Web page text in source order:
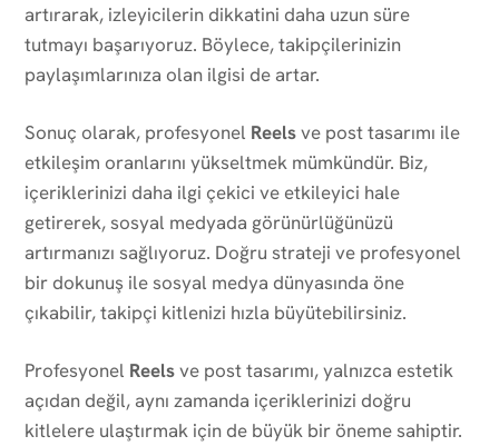
artırarak, izleyicilerin dikkatini daha uzun süre
tutmayı başarıyoruz. Böylece, takipçilerinizin
paylaşımlarınıza olan ilgisi de artar.
Sonuç olarak, profesyonel Reelsve post tasarımı ile
etkileşim oranlarını yükseltmek mümkündür. Biz,
içeriklerinizi daha ilgi çekici ve etkileyici hale
getirerek, sosyal medyada görünürlüğünüzü
artırmanızı sağlıyoruz. Doğru strateji ve profesyonel
bir dokunuş ile sosyal medya dünyasında öne
çıkabilir, takipçi kitlenizi hızla büyütebilirsiniz.
Profesyonel Reelsve post tasarımı, yalnızca estetik
açıdan değil, aynı zamanda içeriklerinizi doğru
kitlelere ulaştırmak için de büyük bir öneme sahiptir.